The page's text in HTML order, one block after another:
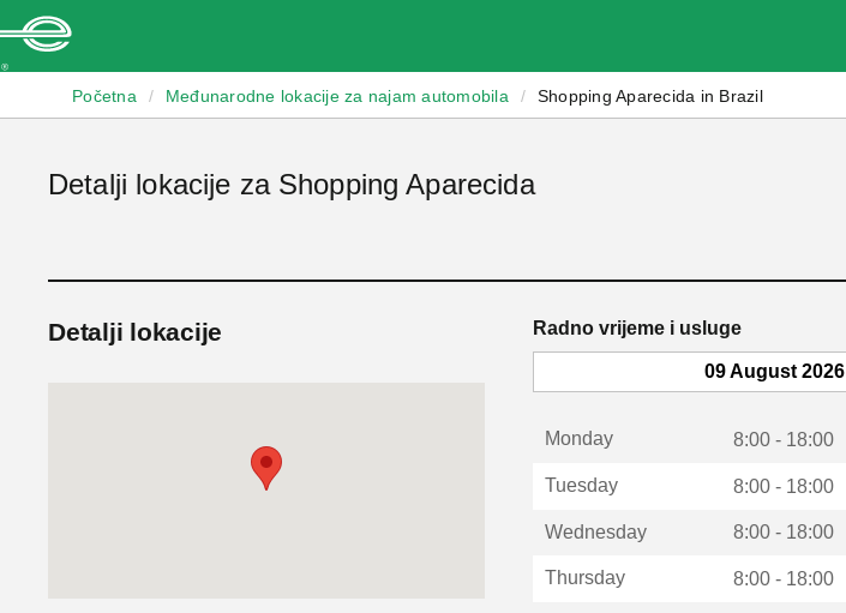
Početna / Međunarodne lokacije za najam automobila / Shopping Aparecida in Brazil
Detalji lokacije za Shopping Aparecida
Detalji lokacije Radno vrijeme i usluge
09 August 2026
Monday 8:00 - 18:00
Tuesday 8:00 - 18:00
Wednesday 8:00 - 18:00
Thursday 8:00 - 18:00